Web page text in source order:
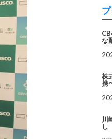
な
株
携
川
し